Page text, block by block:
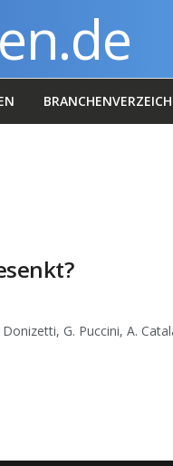
G. Puccini, A.